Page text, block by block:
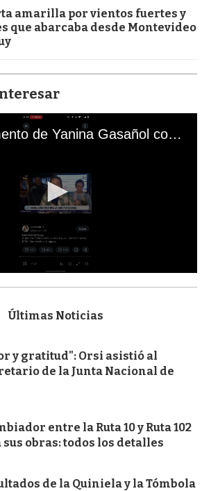
amarilla por vientos fuertes y
que abarcaba desde Montevideo
El mal momento de Yanina Gasañol con un hincha argentino en "Subrayado"
Últimas Noticias
y gratitud": Orsi asistió al
de la Junta Nacional de
entre la Ruta 10 y Ruta 102
obras: todos los detalles
de la Quiniela y la Tómbola